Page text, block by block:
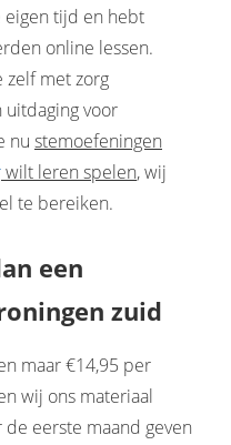
eigen tijd en hebt
online lessen.
zelf met zorg
voor
nu stemoefeningen
wilt leren spelen, wij
te bereiken.
een
zuid
maar €14,95 per
wij ons materiaal
eerste maand geven